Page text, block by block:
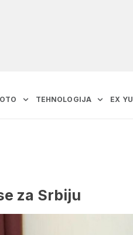
TEHNOLOGIJA EX YU
za Srbiju